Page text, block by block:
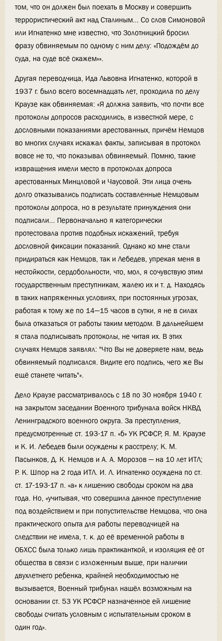
том, что он должен был поехать в Москву и совершить
террористический акт над Сталиным... Со слов Симоновой
или Игнатенко мне известно, что Золотницкий бросил
фразу обвиняемым по одному с ним делу: «Подождём до
суда, на суде всё скажем»».
Другая переводчица, Ида Львовна Игнатенко, которой в
1937 г. было всего восемнадцать лет, проходила по делу
Краузе как обвиняемая: «Я должна заявить, что почти все
протоколы допросов расходились, в известной мере, с
дословными показаниями арестованных, причём Немцов
во многих случаях искажал факты, записывая в протокол
вовсе не то, что показывал обвиняемый. Помню, такие
извращения имели место в протоколах допроса
арестованных Минцловой и Чаусовой. Эти лица очень
долго отказывались подписать составленные Немцовым
протоколы допроса, но в результате принуждения они
подписали... Первоначально я категорически
протестовала против подобных искажений, требуя
дословной фиксации показаний. Однако ко мне стали
придираться как Немцов, так и Лебедев, упрекая меня в
нестойкости, сердобольности, что, мол, я сочувствую этим
государственным преступникам, жалею их и т. д. Находясь
в таких напряженных условиях, при постоянных угрозах,
работая к тому же по 14—15 часов в сутки, я не в силах
была отказаться от работы таким методом. В дальнейшем
я стала подписывать протоколы, не читая их. В этих
случаях Немцов заявлял: "Что Вы не доверяете нам, ведь
обвиняемый подписался. Видите его подпись, чего же Вы
ещё станете читать"».
Дело Краузе рассматривалось с 18 по 30 ноября 1940 г.
на закрытом заседании Военного трибунала войск НКВД
Ленинградского военного округа. За преступления,
предусмотренные ст. 193-17 п. «б» УК РСФСР, Я. М. Краузе
и К. И. Лебедев были осуждены к расстрелу; К. М.
Пасынков, Д. К. Немцов и А. А. Морозов — на 10 лет ИТЛ;
Р. К. Шпор на 2 года ИТЛ. И. Л. Игнатенко осуждена по ст.
ст. 17-193-17 п. «а» к лишению свободы сроком на два
года. Но, «учитывая, что совершила данное преступление
под воздействием и при попустительстве Немцова, что она
практического опыта для работы переводчицей на
следствии не имела, т. к. до её временной работы в
ОБХСС была только лишь практиканткой, и изоляция её от
общества в связи с изложенным выше, при наличии
двухлетнего ребенка, крайней необходимостью не
вызывается, Военный трибунал нашёл возможным на
основании ст. 53 УК РСФСР назначенное ей лишение
свободы считать условным с испытательным сроком в
один год».